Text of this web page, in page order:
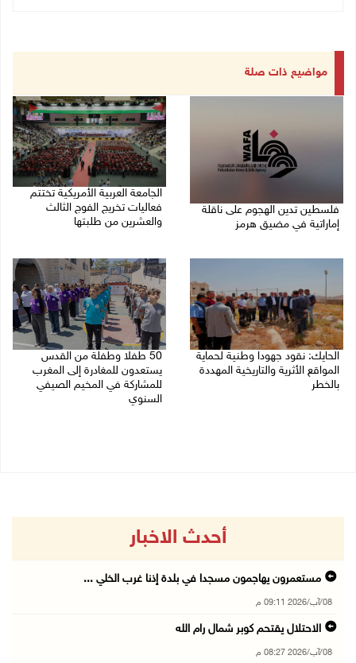
مواضيع ذات صلة
فلسطين تدين الهجوم على ناقلة
إماراتية في مضيق هرمز
الجامعة العربية الأمريكية تختتم
فعاليات تخريج الفوج الثالث
والعشرين من طلبتها
الحايك: نقود جهودا وطنية لحماية
المواقع الأثرية والتاريخية المهددة
بالخطر
50 طفلا وطفلة من القدس
يستعدون للمغادرة إلى المغرب
للمشاركة في المخيم الصيفي
السنوي
أحدث الاخبار
مستعمرون يهاجمون مسجدا في بلدة إذنا غرب الخلي ...
08/آب/2026 09:11 م
الاحتلال يقتحم كوبر شمال رام الله
08/آب/2026 08:27 م